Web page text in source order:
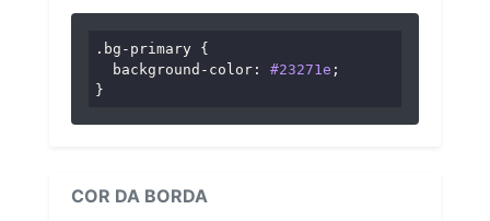
.bg-primary {
background-color : #23271e ;
}
COR DA BORDA